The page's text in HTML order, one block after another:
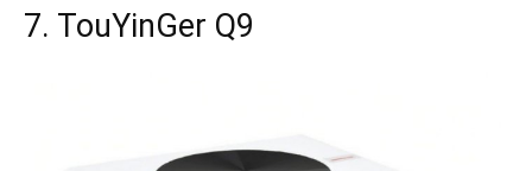
7. TouYinGer Q9